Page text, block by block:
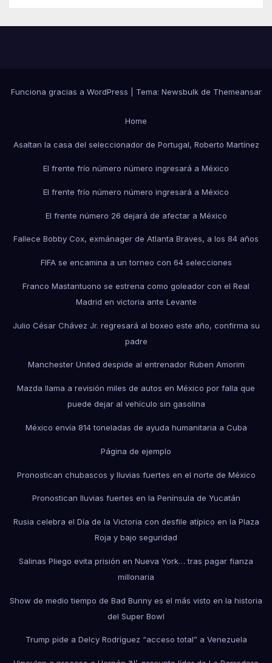
Funciona gracias a WordPress Tema: Newsbulkde Themeansar
Home
Asaltan la casa del seleccionador de Portugal, Roberto Martínez
El frente frío número número ingresará a México
El frente frío número número ingresará a México
El frente número 26 dejará de afectar a México
Fallece Bobby Cox, exmánager de Atlanta Braves, a los 84 años
FIFA se encamina a un torneo con 64 selecciones
Franco Mastantuono se estrena como goleador con el Real
Madrid en victoria ante Levante
Julio César Chávez Jr. regresará al boxeo este año, confirma su
padre
Manchester United despide al entrenador Ruben Amorim
Mazda llama a revisión miles de autos en México por falla que
puede dejar al vehículo sin gasolina
México envía 814 toneladas de ayuda humanitaria a Cuba
Página de ejemplo
Pronostican chubascos y lluvias fuertes en el norte de México
Pronostican lluvias fuertes en la Península de Yucatán
Rusia celebra el Día de la Victoria con desfile atípico en la Plaza
Roja y bajo seguridad
Salinas Pliego evita prisión en Nueva York… tras pagar fianza
millonaria
Show de medio tiempo de Bad Bunny es el más visto en la historia
del Super Bowl
Trump pide a Delcy Rodríguez “acceso total” a Venezuela